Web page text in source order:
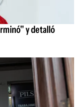
y detalló